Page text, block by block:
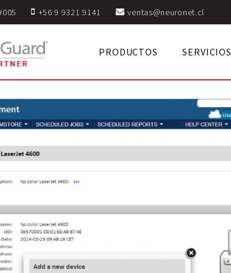
+56 9 9321 9141 ventas@neuronet.cl
PRODUCTOS SERVICIOS